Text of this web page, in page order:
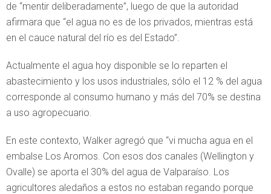
de “mentir deliberadamente”, luego de que la autoridad
afirmara que “el agua no es de los privados, mientras está
en el cauce natural del río es del Estado”.
Actualmente el agua hoy disponible se lo reparten el
abastecimiento y los usos industriales, sólo el 12 % del agua
corresponde al consumo humano y más del 70% se destina
a uso agropecuario.
En este contexto, Walker agregó que “vi mucha agua en el
embalse Los Aromos. Con esos dos canales (Wellington y
Ovalle) se aporta el 30% del agua de Valparaíso. Los
agricultores aledaños a estos no estaban regando porque